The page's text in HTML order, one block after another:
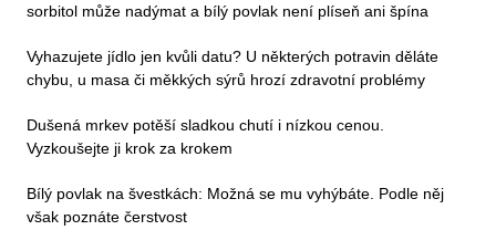
sorbitol může nadýmat a bílý povlak není plíseň ani špína
Vyhazujete jídlo jen kvůli datu? U některých potravin děláte
chybu, u masa či měkkých sýrů hrozí zdravotní problémy
Dušená mrkev potěší sladkou chutí i nízkou cenou.
Vyzkoušejte ji krok za krokem
Bílý povlak na švestkách: Možná se mu vyhýbáte. Podle něj
však poznáte čerstvost